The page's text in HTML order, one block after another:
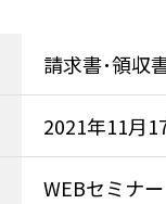
請求書･領収
2021年11月
WEBセミナ